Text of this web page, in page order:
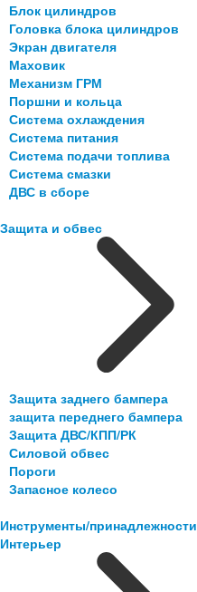
Блок цилиндров
Головка блока цилиндров
Экран двигателя
Маховик
Механизм ГРМ
Поршни и кольца
Система охлаждения
Система питания
Система подачи топлива
Система смазки
ДВС в сборе
Защита и обвес
Защита заднего бампера
защита переднего бампера
Защита ДВС/КПП/РК
Силовой обвес
Пороги
Запасное колесо
Инструменты/принадлежности
Интерьер